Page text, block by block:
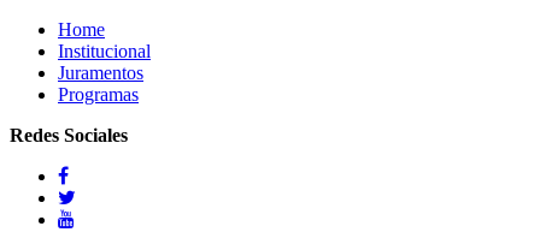
Home
Institucional
Juramentos
Programas
Redes Sociales